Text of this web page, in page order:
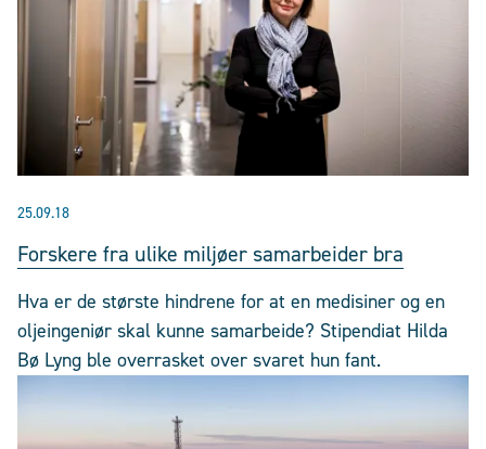
25.09.18
Forskere fra ulike miljøer samarbeider bra
Hva er de største hindrene for at en medisiner og en
oljeingeniør skal kunne samarbeide? Stipendiat Hilda
Bø Lyng ble overrasket over svaret hun fant.